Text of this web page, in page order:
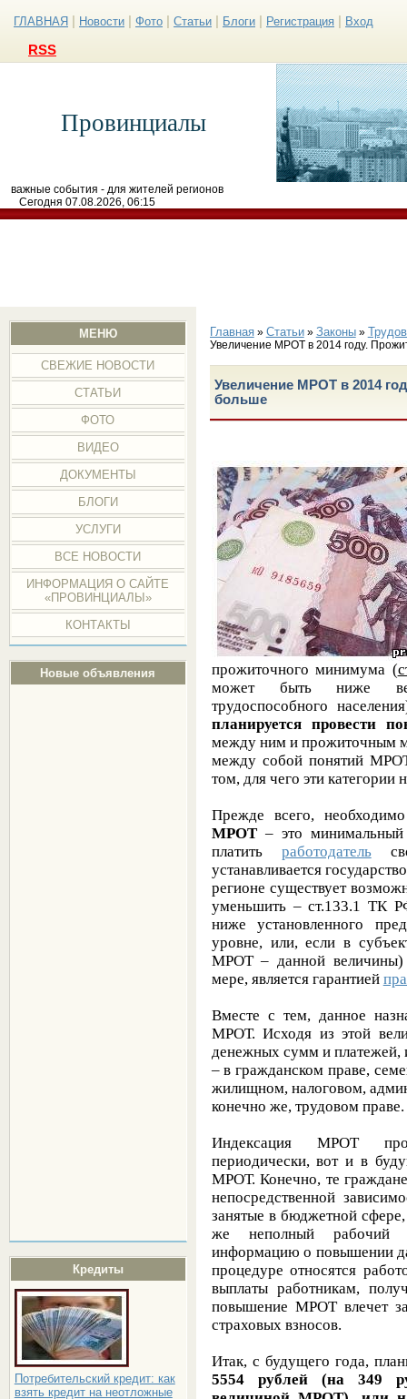
ГЛАВНАЯ Новости Фото Статьи Блоги Регистрация Вход
RSS
Провинциалы
важные события - для жителей регионов
Сегодня 07.08.2026, 06:15
МЕНЮ
СВЕЖИЕ НОВОСТИ
СТАТЬИ
ФОТО
ВИДЕО
ДОКУМЕНТЫ
БЛОГИ
УСЛУГИ
ВСЕ НОВОСТИ
ИНФОРМАЦИЯ О САЙТЕ
«ПРОВИНЦИАЛЫ»
КОНТАКТЫ
Новые объявления
Кредиты
Потребительский кредит: как
взять кредит на неотложные
Главная» Статьи» Законы»
Увеличение МРОТ в 2014 году.
Увеличение МРОТ в 2014
больше
прожиточного минимума (
может быть ниже
трудоспособного
планируется провести
между ним и прожиточным
между собой понятий
том, для чего эти
Прежде всего,
МРОТ– это минимальный
платить работодатель
устанавливается
регионе существует
уменьшить – ст.133.1 ТК
ниже установленного
уровне, или, если в
МРОТ – данной
мере, является гарантией
Вместе с тем, данное
МРОТ. Исходя из этой
денежных сумм и платежей,
– в гражданском праве,
жилищном, налоговом,
конечно же, трудовом праве.
Индексация МРОТ
периодически, вот и в
МРОТ. Конечно, те
непосредственной
занятые в бюджетной
же неполный рабочий
информацию о повышении
процедуре относятся
выплаты работникам,
повышение МРОТ влечет
страховых взносов.
Итак, с будущего года,
5554 рублей (на 349